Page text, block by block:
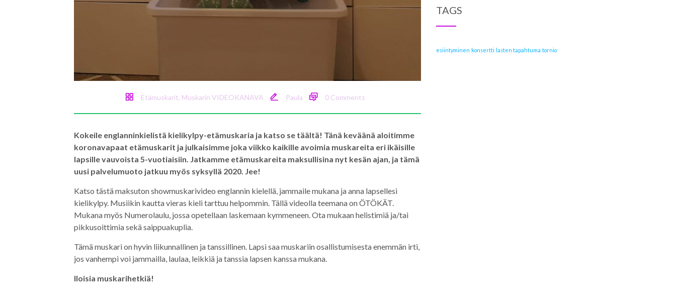
Etämuskarit, Muskarin VIDEOKANAVA Paula 0 Comments
Kokeile englanninkielistä kielikylpy-etämuskaria ja katso se täältä! Tänä keväänä aloitimme
koronavapaat etämuskarit ja julkaisimme joka viikko kaikille avoimia muskareita eri ikäisille
lapsille vauvoista 5-vuotiaisiin. Jatkamme etämuskareita maksullisina nyt kesän ajan, ja tämä
uusi palvelumuoto jatkuu myös syksyllä 2020. Jee!
Katso tästä maksuton showmuskarivideo englannin kielellä, jammaile mukana ja anna lapsellesi
kielikylpy. Musiikin kautta vieras kieli tarttuu helpommin. Tällä videolla teemana on ÖTÖKÄT.
Mukana myös Numerolaulu, jossa opetellaan laskemaan kymmeneen. Ota mukaan helistimiä ja/tai
pikkusoittimia sekä saippuakuplia.
Tämä muskari on hyvin liikunnallinen ja tanssillinen. Lapsi saa muskariin osallistumisesta enemmän irti,
jos vanhempi voi jammailla, laulaa, leikkiä ja tanssia lapsen kanssa mukana.
Iloisia muskarihetkiä!
TAGS
esiintyminen konsertti lasten tapahtuma tornio